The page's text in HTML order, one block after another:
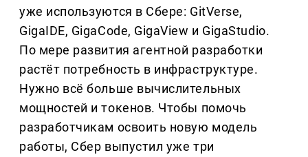
уже используются в Сбере: GitVerse,
GigaIDE, GigaCode, GigaView и GigaStudio.
По мере развития агентной разработки
растёт потребность в инфраструктуре.
Нужно всё больше вычислительных
мощностей и токенов. Чтобы помочь
разработчикам освоить новую модель
работы, Сбер выпустил уже три